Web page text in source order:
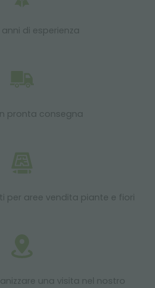
di esperienza
pronta consegna
per aree vendita piante e fiori
una visita nel nostro